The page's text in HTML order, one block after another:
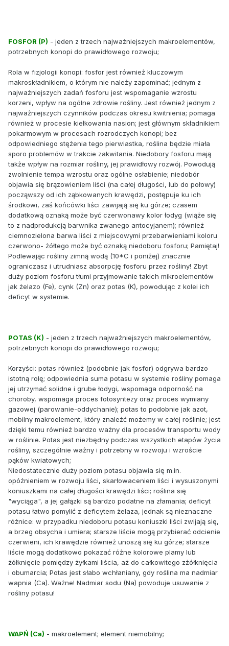
FOSFOR (P) - jeden z trzech najważniejszych makroelementów,
potrzebnych konopi do prawidłowego rozwoju;
Rola w fizjologii konopi: fosfor jest również kluczowym
makroskładnikiem, o którym nie należy zapominać; jednym z
najważniejszych zadań fosforu jest wspomaganie wzrostu
korzeni, wpływ na ogólne zdrowie rośliny. Jest również jednym z
najważniejszych czynników podczas okresu kwitnienia; pomaga
również w procesie kiełkowania nasion; jest głównym składnikiem
pokarmowym w procesach rozrodczych konopi; bez
odpowiedniego stężenia tego pierwiastka, roślina będzie miała
sporo problemów w trakcie zakwitania. Niedobory fosforu mają
także wpływ na rozmiar rośliny, jej prawidłowy rozwój. Powodują
zwolnienie tempa wzrostu oraz ogólne osłabienie; niedobór
objawia się brązowieniem liści (na całej długości, lub do połowy)
począwszy od ich ząbkowanych krawędzi, postępuje ku ich
środkowi, zaś końcówki liści zawijają się ku górze; czasem
dodatkową oznaką może być czerwonawy kolor łodyg (wiąże się
to z nadprodukcją barwnika zwanego antocyjanem); również
ciemnozielona barwa liści z miejscowymi przebarwieniami koloru
czerwono- żółtego może być oznaką niedoboru fosforu; Pamiętaj!
Podlewając rośliny zimną wodą (10*C i poniżej) znacznie
ograniczasz i utrudniasz absorpcję fosforu przez rośliny! Zbyt
duży poziom fosforu tłumi przyjmowanie takich mikroelementów
jak żelazo (Fe), cynk (Zn) oraz potas (K), powodując z kolei ich
deficyt w systemie.
POTAS (K) - jeden z trzech najważniejszych makroelementów,
potrzebnych konopi do prawidłowego rozwoju;
Korzyści: potas również (podobnie jak fosfor) odgrywa bardzo
istotną rolę; odpowiednia suma potasu w systemie rośliny pomaga
jej utrzymać solidne i grube łodygi, wspomaga odporność na
choroby, wspomaga proces fotosyntezy oraz proces wymiany
gazowej (parowanie-oddychanie); potas to podobnie jak azot,
mobilny makroelement, który znaleźć możemy w całej roślinie; jest
dzięki temu również bardzo ważny dla procesów transportu wody
w roślinie. Potas jest niezbędny podczas wszystkich etapów życia
rośliny, szczególnie ważny i potrzebny w rozwoju i wzroście
pąków kwiatowych;
Niedostatecznie duży poziom potasu objawia się m.in.
opóźnieniem w rozwoju liści, skarłowaceniem liści i wysuszonymi
koniuszkami na całej długości krawędzi liści; roślina się
"wyciąga", a jej gałązki są bardzo podatne na złamania; deficyt
potasu łatwo pomylić z deficytem żelaza, jednak są nieznaczne
różnice: w przypadku niedoboru potasu koniuszki liści zwijają się,
a brzeg obsycha i umiera; starsze liście mogą przybierać odcienie
czerwieni, ich krawędzie również unoszą się ku górze; starsze
liście mogą dodatkowo pokazać różne kolorowe plamy lub
żółknięcie pomiędzy żyłkami liścia, aż do całkowitego zżółknięcia
i obumarcia; Potas jest słabo wchłaniany, gdy roślina ma nadmiar
wapnia (Ca). Ważne! Nadmiar sodu (Na) powoduje usuwanie z
rośliny potasu!
WAPŃ (Ca) - makroelement; element niemobilny;